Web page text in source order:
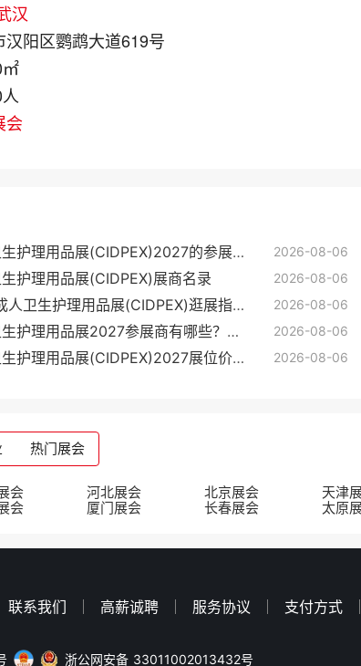
汉
汉阳区鹦鹉大道619号
会
中国南京国际成人卫生护理用品展(CIDPEX)2027的参展理由 2026-08-06
护理用品展(CIDPEX)展商名录 2026-08-06
2027中国南京国际成人卫生护理用品展(CIDPEX)逛展指南：时间地点/门票多少钱？ 2026-08-06
中国南京国际成人卫生护理用品展2027参展商有哪些？预订展商名录 2026-08-06
中国南京国际成人卫生护理用品展(CIDPEX)2027展位价格与展位申请 2026-08-06
热门展会
会 河北展会 北京展会 天津
会 厦门展会 长春展会 太原
联系我们 高薪诚聘 服务协议 支付方式
浙公网安备 33011002013432号